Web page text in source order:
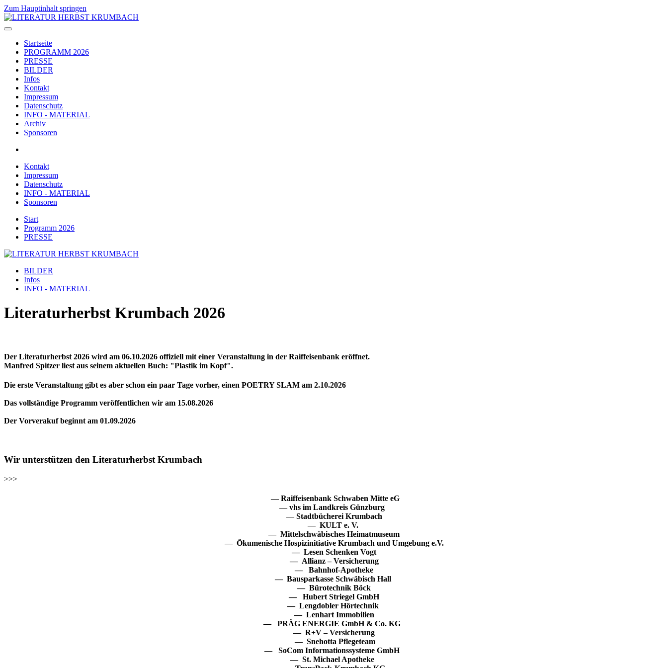
Zum Hauptinhalt springen
Startseite
PROGRAMM 2026
PRESSE
BILDER
Infos
Kontakt
Impressum
Datenschutz
INFO - MATERIAL
Archiv
Sponsoren
Kontakt
Impressum
Datenschutz
INFO - MATERIAL
Sponsoren
Start
Programm 2026
PRESSE
BILDER
Infos
INFO - MATERIAL
Literaturherbst Krumbach 2026
Der Literaturherbst 2026 wird am 06.10.2026 offiziell mit einer Veranstaltung in der Raiffeisenbank eröffnet.
Manfred Spitzer liest aus seinem aktuellen Buch: "Plastik im Kopf".
Die erste Veranstaltung gibt es aber schon ein paar Tage vorher, einen POETRY SLAM am 2.10.2026
Das vollständige Programm veröffentlichen wir am 15.08.2026
Der Vorverakuf beginnt am 01.09.2026
Wir unterstützen den Literaturherbst Krumbach
>>>
— Raiffeisenbank Schwaben Mitte eG
— vhs im Landkreis Günzburg
— Stadtbücherei Krumbach
— KULT e. V.
— Mittelschwäbisches Heimatmuseum
— Ökumenische Hospizinitiative Krumbach und Umgebung e.V.
— Lesen Schenken Vogt
— Allianz – Versicherung
— Bahnhof-Apotheke
— Bausparkasse Schwäbisch Hall
— Bürotechnik Böck
— Hubert Striegel GmbH
— Lengdobler Hörtechnik
— Lenhart Immobilien
— PRÄG ENERGIE GmbH & Co. KG
— R+V – Versicherung
— Snehotta Pflegeteam
— SoCom Informationssysteme GmbH
— St. Michael Apotheke